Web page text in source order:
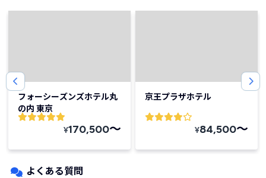
フォーシーズンズホテル丸
の内 東京
¥170,500〜
京王プラザホテル
¥84,500〜
よくある質問